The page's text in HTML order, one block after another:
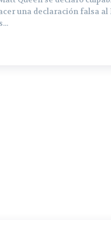
una declaración falsa al